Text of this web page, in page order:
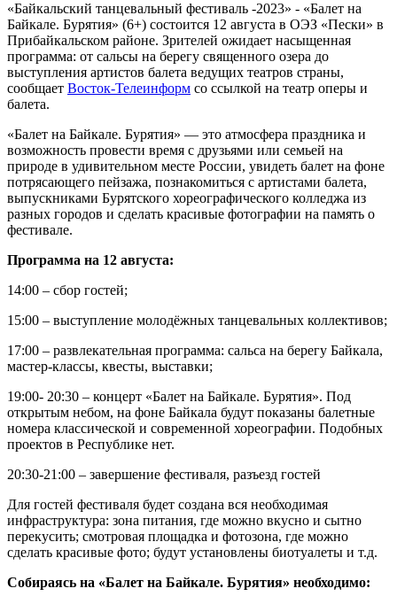
«Байкальский танцевальный фестиваль -2023» - «Балет на
Байкале. Бурятия» (6+) состоится 12 августа в ОЭЗ «Пески» в
Прибайкальском районе. Зрителей ожидает насыщенная
программа: от сальсы на берегу священного озера до
выступления артистов балета ведущих театров страны,
сообщает Восток-Телеинформ со ссылкой на театр оперы и
балета.
«Балет на Байкале. Бурятия» — это атмосфера праздника и
возможность провести время с друзьями или семьей на
природе в удивительном месте России, увидеть балет на фоне
потрясающего пейзажа, познакомиться с артистами балета,
выпускниками Бурятского хореографического колледжа из
разных городов и сделать красивые фотографии на память о
фестивале.
Программа на 12 августа:
14:00 – сбор гостей;
15:00 – выступление молодёжных танцевальных коллективов;
17:00 – развлекательная программа: сальса на берегу Байкала,
мастер-классы, квесты, выставки;
19:00- 20:30 – концерт «Балет на Байкале. Бурятия». Под
открытым небом, на фоне Байкала будут показаны балетные
номера классической и современной хореографии. Подобных
проектов в Республике нет.
20:30-21:00 – завершение фестиваля, разъезд гостей
Для гостей фестиваля будет создана вся необходимая
инфраструктура: зона питания, где можно вкусно и сытно
перекусить; смотровая площадка и фотозона, где можно
сделать красивые фото; будут установлены биотуалеты и т.д.
Собираясь на «Балет на Байкале. Бурятия» необходимо: